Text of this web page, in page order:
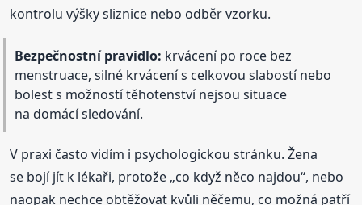
kontrolu výšky sliznice nebo odběr vzorku.
Bezpečnostní pravidlo: krvácení po roce bez
menstruace, silné krvácení s celkovou slabostí nebo
bolest s možností těhotenství nejsou situace
na domácí sledování.
V praxi často vidím i psychologickou stránku. Žena
se bojí jít k lékaři, protože „co když něco najdou“, nebo
naopak nechce obtěžovat kvůli něčemu, co možná patří